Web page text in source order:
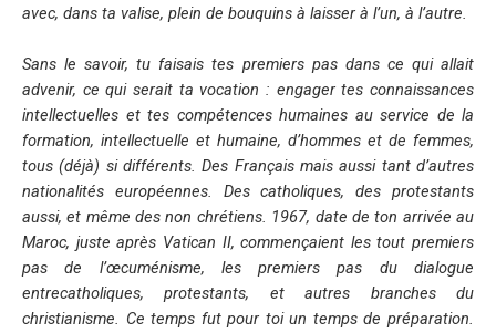
avec, dans ta valise, plein de bouquins à laisser à l’un, à l’autre.
Sans le savoir, tu faisais tes premiers pas dans ce qui allait
advenir, ce qui serait ta vocation : engager tes connaissances
intellectuelles et tes compétences humaines au service de la
formation, intellectuelle et humaine, d’hommes et de femmes,
tous (déjà) si différents. Des Français mais aussi tant d’autres
nationalités européennes. Des catholiques, des protestants
aussi, et même des non chrétiens. 1967, date de ton arrivée au
Maroc, juste après Vatican II, commençaient les tout premiers
pas de l’œcuménisme, les premiers pas du dialogue
entrecatholiques, protestants, et autres branches du
christianisme. Ce temps fut pour toi un temps de préparation.